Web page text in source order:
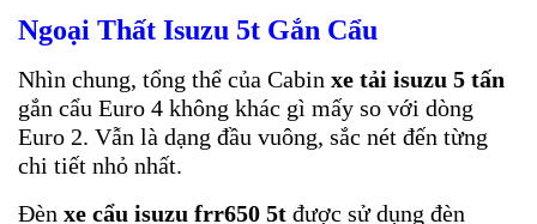
Ngoại Thất Isuzu 5t Gắn Cẩu
Nhìn chung, tổng thể của Cabin xe tải isuzu 5 tấn
gắn cẩu Euro 4 không khác gì mấy so với dòng
Euro 2. Vẫn là dạng đầu vuông, sắc nét đến từng
chi tiết nhỏ nhất.
Đèn xe cẩu isuzu frr650 5t được sử dụng đèn